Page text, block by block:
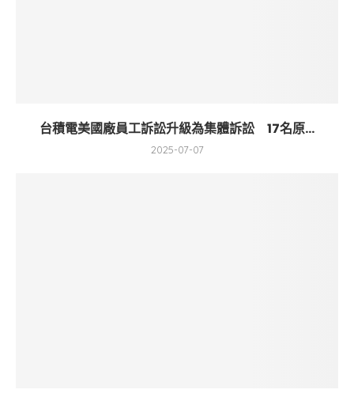
台積電美國廠員工訴訟升級為集體訴訟 17名原...
2025-07-07